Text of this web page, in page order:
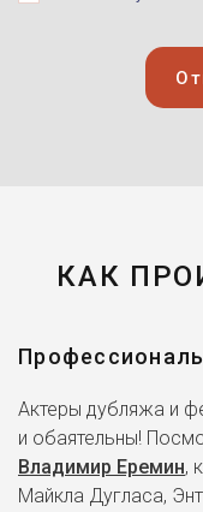
КАК
Актеры дубляжа и
и обаятельны!
Владимир Еремин,
Майкла Дугласа,